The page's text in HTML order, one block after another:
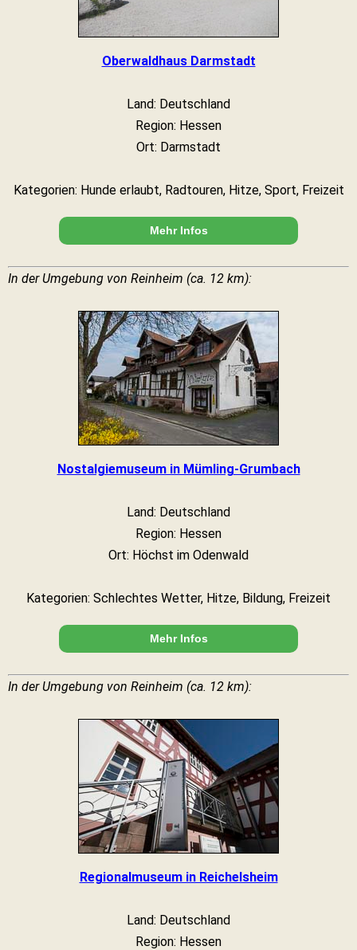
Oberwaldhaus Darmstadt
Land: Deutschland
Region: Hessen
Ort: Darmstadt
Kategorien: Hunde erlaubt, Radtouren, Hitze, Sport, Freizeit
Mehr Infos
In der Umgebung von Reinheim (ca. 12 km):
Nostalgiemuseum in Mümling-Grumbach
Land: Deutschland
Region: Hessen
Ort: Höchst im Odenwald
Kategorien: Schlechtes Wetter, Hitze, Bildung, Freizeit
Mehr Infos
In der Umgebung von Reinheim (ca. 12 km):
Regionalmuseum in Reichelsheim
Land: Deutschland
Region: Hessen